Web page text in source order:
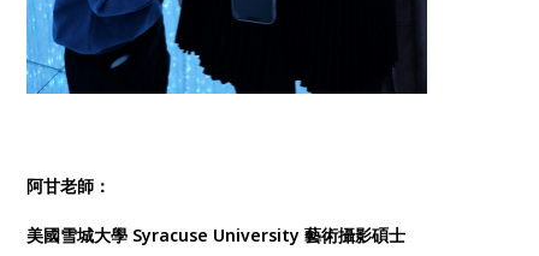
阿甘老師：
美國雪城大學 Syracuse University 藝術攝影碩士